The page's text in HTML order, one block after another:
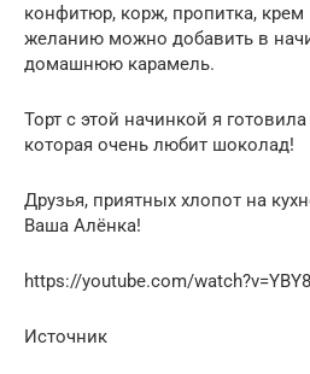
конфитюр, корж, пропитка, крем
желанию можно добавить в
домашнюю карамель.
Торт с этой начинкой я
которая очень любит шоколад!
Друзья, приятных хлопот на
Ваша Алёнка!
https://youtube.com/
Источник